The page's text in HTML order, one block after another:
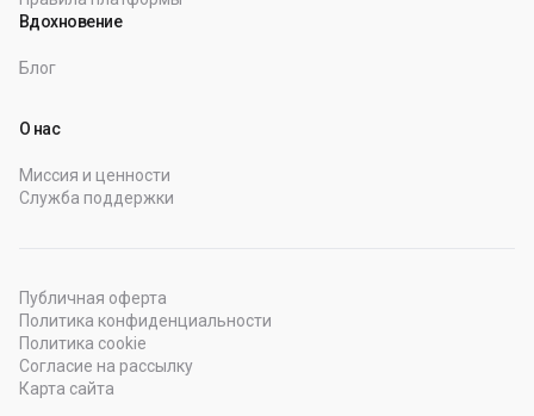
Вдохновение
Блог
О нас
Миссия и ценности
Служба поддержки
Публичная оферта
Политика конфиденциальности
Политика cookie
Согласие на рассылку
Карта сайта